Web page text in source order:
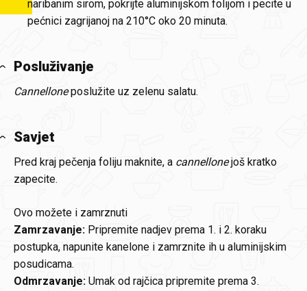
naribanim sirom, pokrijte aluminijskom folijom i pecite u
pećnici zagrijanoj na 210°C oko 20 minuta.
Posluživanje
Cannelloneposlužite uz zelenu salatu.
Savjet
Pred kraj pečenja foliju maknite, a cannellonejoš kratko
zapecite.
Ovo možete i zamrznuti
Zamrzavanje: Pripremite nadjev prema 1. i 2. koraku
postupka, napunite kanelone i zamrznite ih u aluminijskim
posudicama.
Odmrzavanje: Umak od rajčica pripremite prema 3.